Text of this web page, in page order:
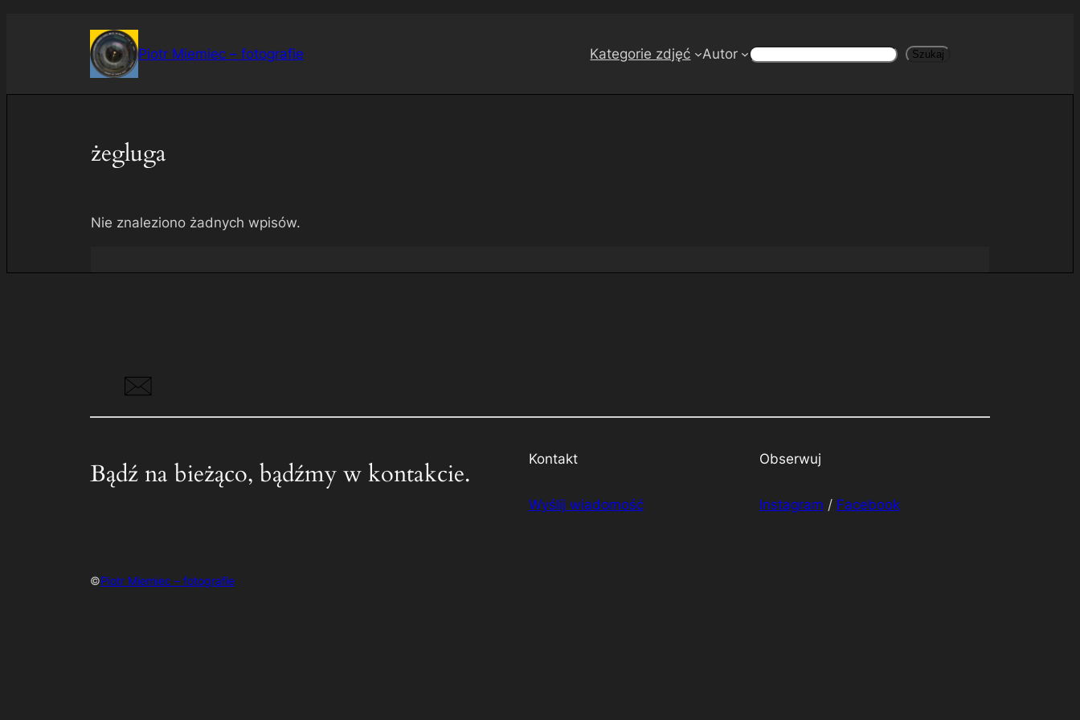
Piotr Miemiec – fotografie Kategorie zdjęć Autor Szukaj Szukaj
żegluga
Nie znaleziono żadnych wpisów.
Bądź na bieżąco, bądźmy w kontakcie. Kontakt
Wyślij wiadomość
Obserwuj
Instagram / Facebook
©Piotr Miemiec – fotografie